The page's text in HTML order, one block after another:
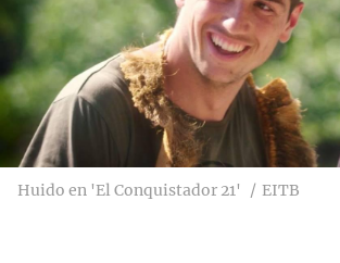
Huido en 'El Conquistador 21' EITB